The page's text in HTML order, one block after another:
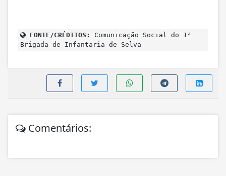
FONTE/CRÉDITOS:
Comunicação Social do 1ª
Brigada de Infantaria de Selva
Comentários: